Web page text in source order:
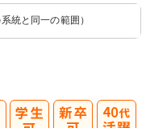
統と同一の範囲）